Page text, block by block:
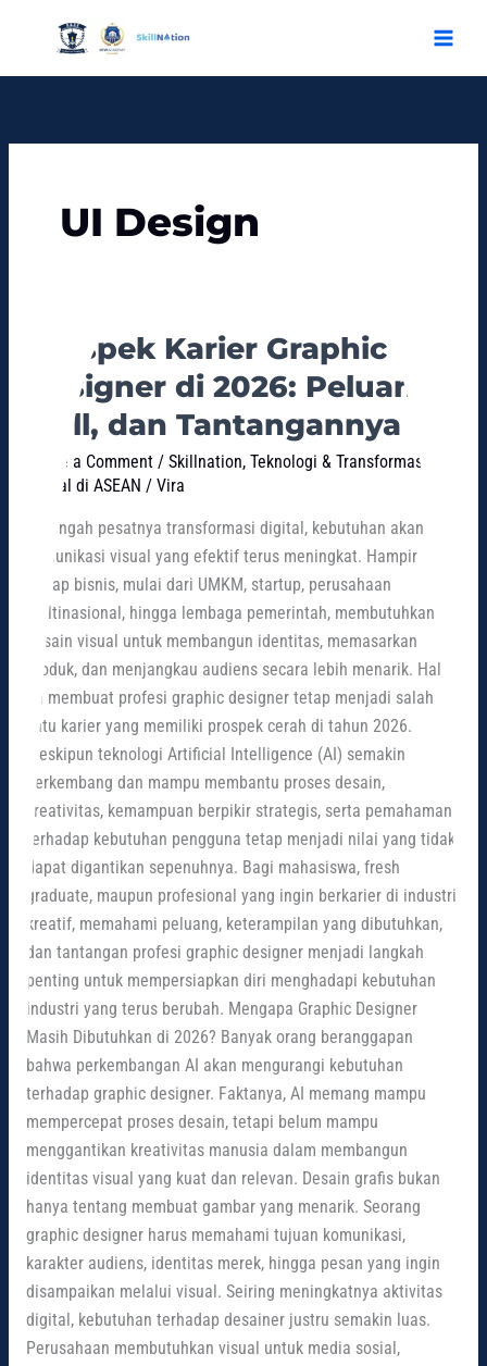
UI Design
Prospek Karier Graphic
Designer di 2026: Peluang,
Skill, dan Tantangannya
Leave a Comment / Skillnation, Teknologi & Transformasi
Digital di ASEAN / Vira
Di tengah pesatnya transformasi digital, kebutuhan akan
komunikasi visual yang efektif terus meningkat. Hampir
setiap bisnis, mulai dari UMKM, startup, perusahaan
multinasional, hingga lembaga pemerintah, membutuhkan
desain visual untuk membangun identitas, memasarkan
produk, dan menjangkau audiens secara lebih menarik. Hal
ini membuat profesi graphic designer tetap menjadi salah
satu karier yang memiliki prospek cerah di tahun 2026.
Meskipun teknologi Artificial Intelligence (AI) semakin
berkembang dan mampu membantu proses desain,
kreativitas, kemampuan berpikir strategis, serta pemahaman
terhadap kebutuhan pengguna tetap menjadi nilai yang tidak
dapat digantikan sepenuhnya. Bagi mahasiswa, fresh
graduate, maupun profesional yang ingin berkarier di industri
kreatif, memahami peluang, keterampilan yang dibutuhkan,
dan tantangan profesi graphic designer menjadi langkah
penting untuk mempersiapkan diri menghadapi kebutuhan
industri yang terus berubah. Mengapa Graphic Designer
Masih Dibutuhkan di 2026? Banyak orang beranggapan
bahwa perkembangan AI akan mengurangi kebutuhan
terhadap graphic designer. Faktanya, AI memang mampu
mempercepat proses desain, tetapi belum mampu
menggantikan kreativitas manusia dalam membangun
identitas visual yang kuat dan relevan. Desain grafis bukan
hanya tentang membuat gambar yang menarik. Seorang
graphic designer harus memahami tujuan komunikasi,
karakter audiens, identitas merek, hingga pesan yang ingin
disampaikan melalui visual. Seiring meningkatnya aktivitas
digital, kebutuhan terhadap desainer justru semakin luas.
Perusahaan membutuhkan visual untuk media sosial,
Designer
2026:
Tantangannya